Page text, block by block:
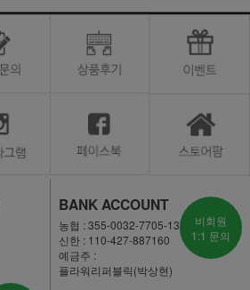
BANK ACCOUNT
농협 : 355-0032-7705-13
신한 : 110-427-887160
예금주 :
플라워리퍼블릭(박상현)
비회원
1:1 문의